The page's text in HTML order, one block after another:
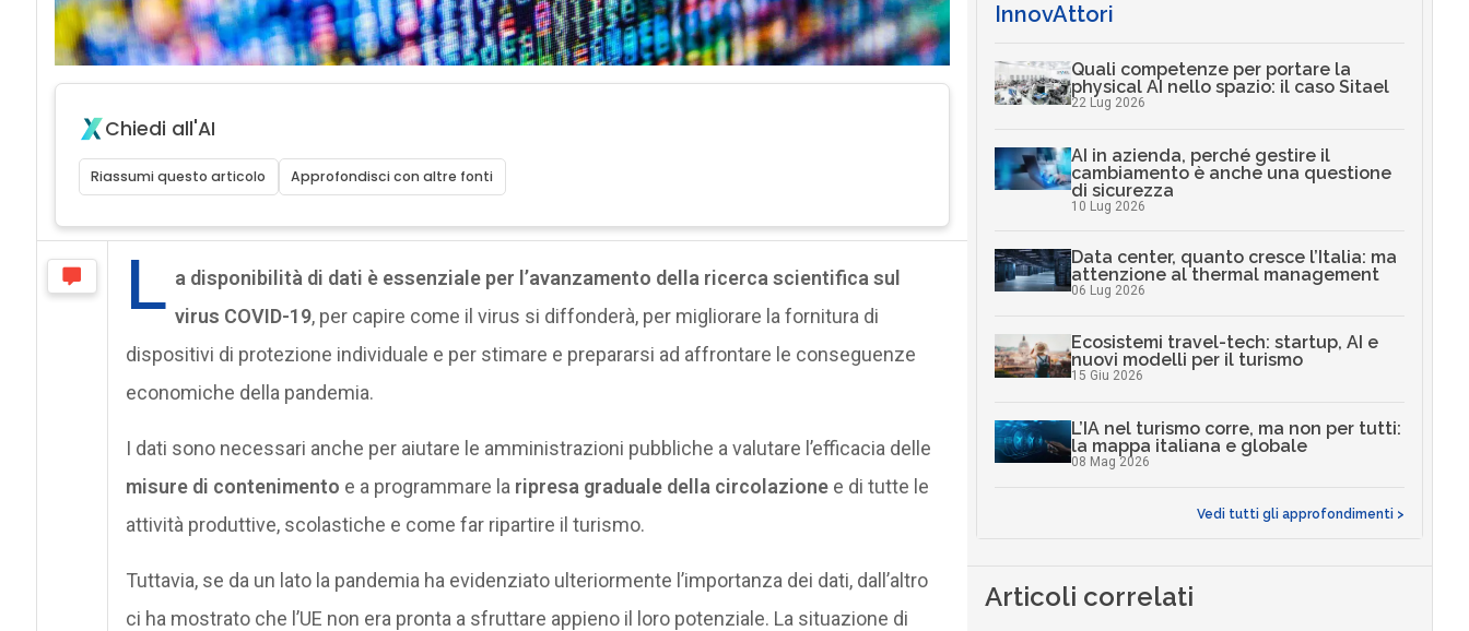
Chiedi all'AI
Riassumi questo articolo Approfondisci con altre fonti
L a disponibilità di dati è essenziale per l’avanzamento della ricerca scientifica sul
virus COVID-19, per capire come il virus si diffonderà, per migliorare la fornitura di
dispositivi di protezione individuale e per stimare e prepararsi ad affrontare le conseguenze
economiche della pandemia.
I dati sono necessari anche per aiutare le amministrazioni pubbliche a valutare l’efficacia delle
misure di contenimento e a programmare la ripresa graduale della circolazionee di tutte le
attività produttive, scolastiche e come far ripartire il turismo.
Tuttavia, se da un lato la pandemia ha evidenziato ulteriormente l’importanza dei dati, dall’altro
ci ha mostrato che l’UE non era pronta a sfruttare appieno il loro potenziale. La situazione di
InnovAttori
Quali competenze per portare la
physical AI nello spazio: il caso Sitael
22 Lug 2026
AI in azienda, perché gestire il
cambiamento è anche una questione
di sicurezza
10 Lug 2026
Data center, quanto cresce l’Italia: ma
attenzione al thermal management
06 Lug 2026
Ecosistemi travel-tech: startup, AI e
nuovi modelli per il turismo
15 Giu 2026
L’IA nel turismo corre, ma non per tutti:
la mappa italiana e globale
08 Mag 2026
Vedi tutti gli approfondimenti >
Articoli correlati